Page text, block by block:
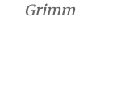
Grimm